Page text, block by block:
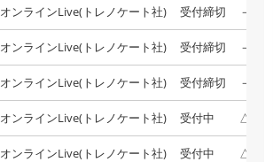
オンラインLive(トレノケート社) 受付締切 －
オンラインLive(トレノケート社) 受付締切 －
オンラインLive(トレノケート社) 受付締切 －
オンラインLive(トレノケート社) 受付中 △残
オンラインLive(トレノケート社) 受付中 △残